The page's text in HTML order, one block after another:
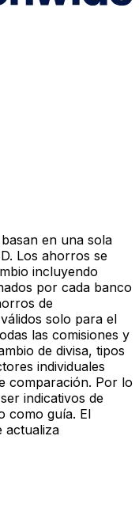
en una sola
Los ahorros se
incluyendo
por cada banco
de
solo para el
las comisiones y
de divisa, tipos
individuales
comparación. Por lo
indicativos de
como guía. El
actualiza